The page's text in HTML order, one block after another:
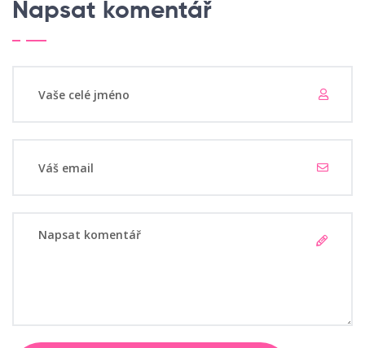
Napsat komentář